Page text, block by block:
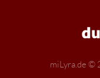
miLyra.de ©